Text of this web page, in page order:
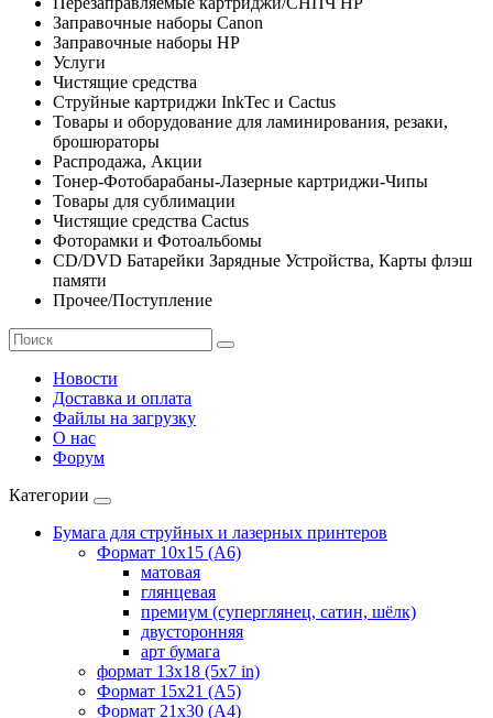
Заправочные наборы Canon
Заправочные наборы HP
Услуги
Чистящие средства
Струйные картриджи InkTec и Cactus
Товары и оборудование для ламинирования, резаки,
брошюраторы
Распродажа, Акции
Тонер-Фотобарабаны-Лазерные картриджи-Чипы
Товары для сублимации
Чистящие средства Cactus
Фоторамки и Фотоальбомы
CD/DVD Батарейки Зарядные Устройства, Карты флэш
памяти
Прочее/Поступление
Новости
Доставка и оплата
Файлы на загрузку
О нас
Форум
Категории
Бумага для струйных и лазерных принтеров
Формат 10х15 (A6)
матовая
глянцевая
премиум (суперглянец, сатин, шёлк)
двусторонняя
арт бумага
формат 13x18 (5x7 in)
Формат 15х21 (A5)
Формат 21х30 (А4)